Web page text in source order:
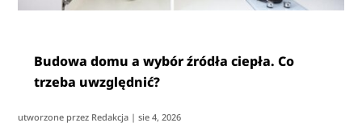
Budowa domu a wybór źródła ciepła. Co
trzeba uwzględnić?
utworzone przez Redakcja |sie 4, 2026